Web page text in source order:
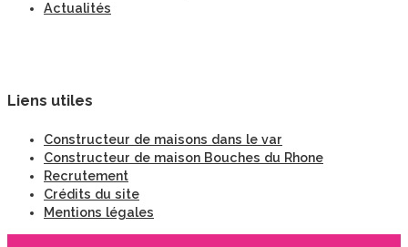
Actualités
Liens utiles
Constructeur de maisons dans le var
Constructeur de maison Bouches du Rhone
Recrutement
Crédits du site
Mentions légales